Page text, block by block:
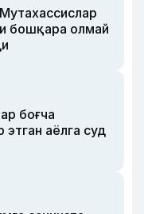
бошқара олмай
боғча
аёлга суд